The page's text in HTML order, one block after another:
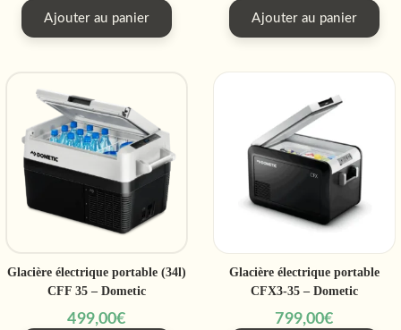
Ajouter au panier Ajouter au panier
Glacière électrique portable (34l)
CFF 35 – Dometic
499,00€
Glacière électrique portable
CFX3-35 – Dometic
799,00€